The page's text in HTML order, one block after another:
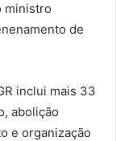
ministro
de
inclui mais 33
abolição
e organização